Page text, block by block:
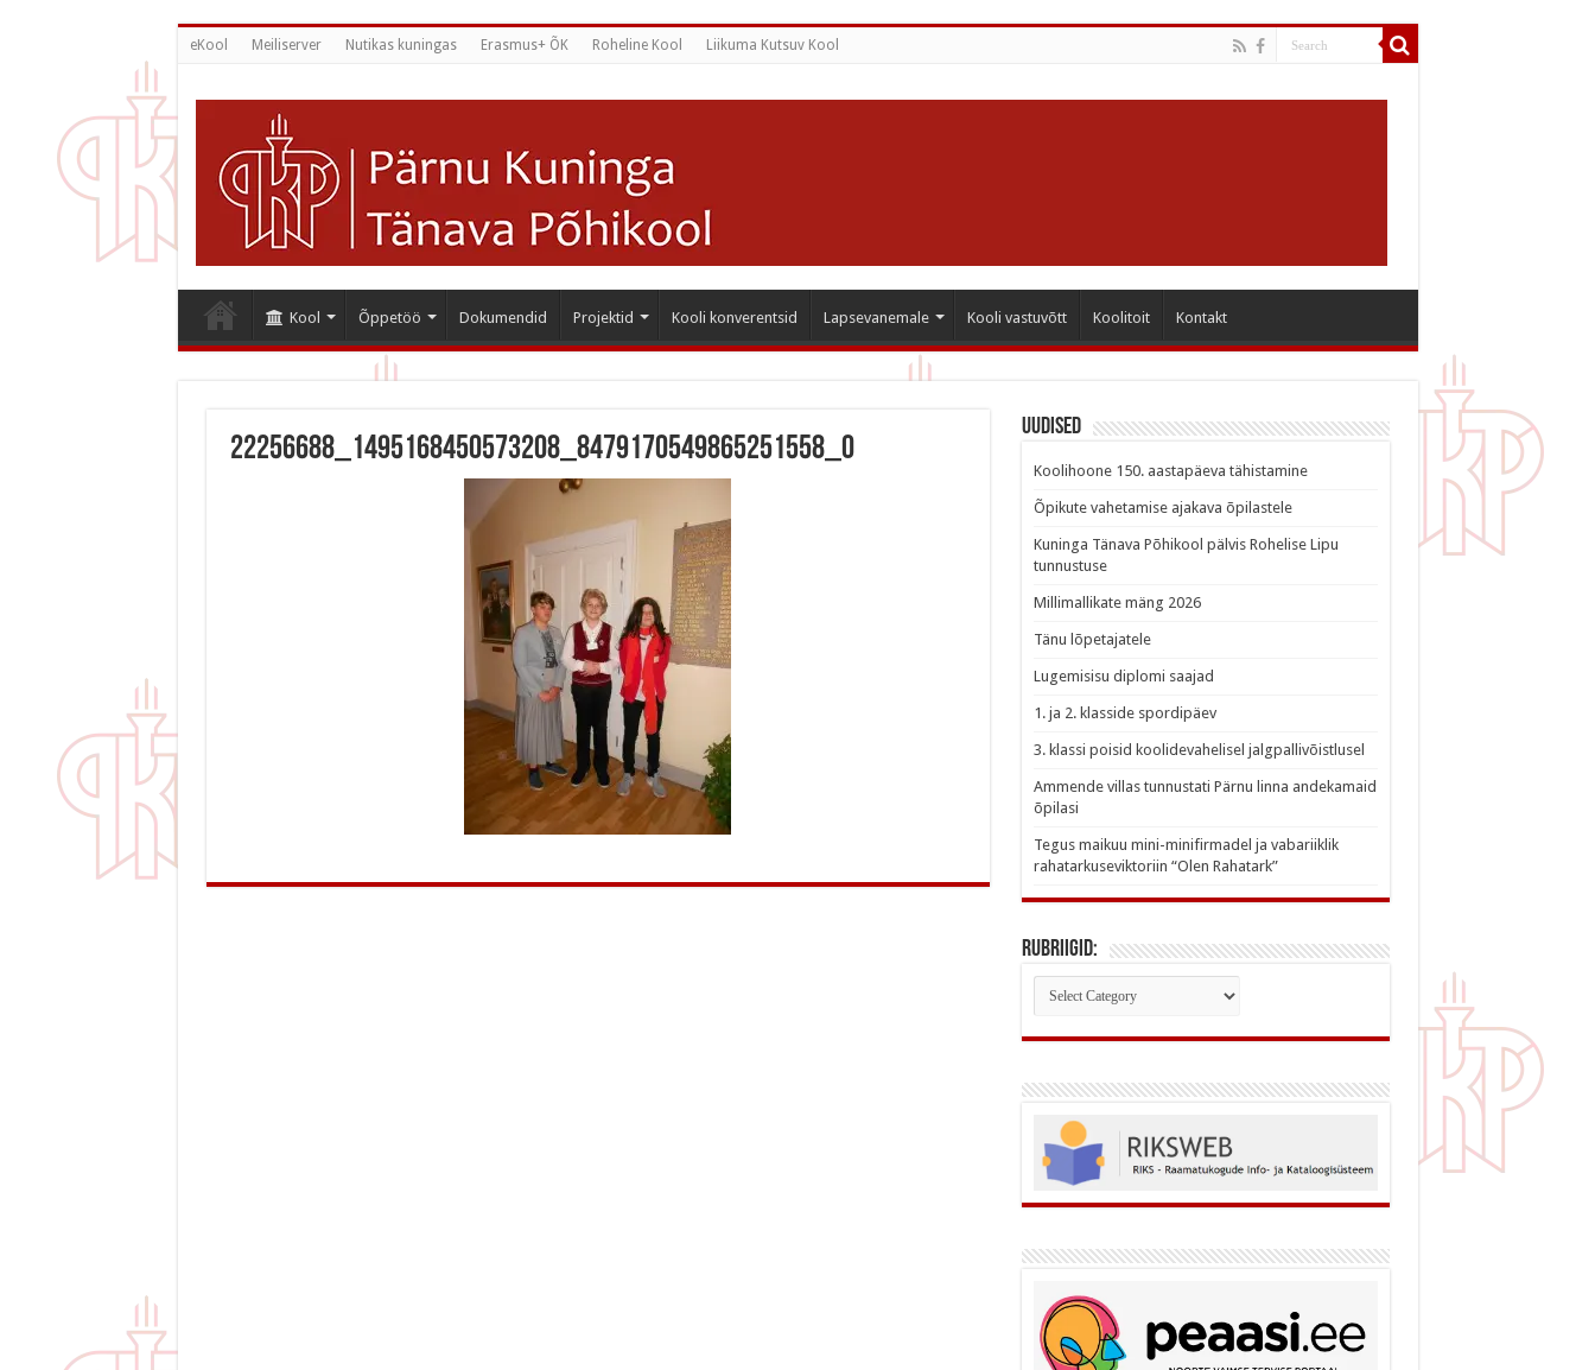
eKool Meiliserver Nutikas kuningas Erasmus+ ÕK Roheline Kool Liikuma Kutsuv Kool
Kool Õppetöö Dokumendid Projektid Kooli konverentsid Lapsevanemale Kooli vastuvõtt Koolitoit Kontakt
22256688_1495168450573208_8479170549865251558_o
Uudised
Koolihoone 150. aastapäeva tähistamine
Õpikute vahetamise ajakava õpilastele
Kuninga Tänava Põhikool pälvis Rohelise Lipu
tunnustuse
Millimallikate mäng 2026
Tänu lõpetajatele
Lugemisisu diplomi saajad
1. ja 2. klasside spordipäev
3. klassi poisid koolidevahelisel jalgpallivõistlusel
Ammende villas tunnustati Pärnu linna andekamaid
õpilasi
Tegus maikuu mini-minifirmadel ja vabariiklik
rahatarkuseviktoriin “Olen Rahatark”
Rubriigid:
Rubriigid: